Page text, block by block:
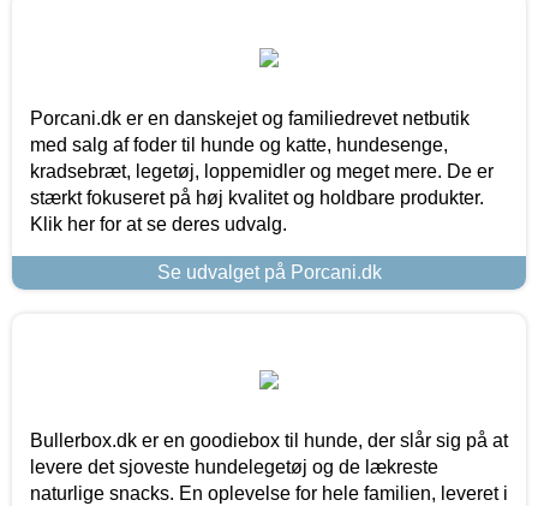
Porcani.dk er en danskejet og familiedrevet netbutik
med salg af foder til hunde og katte, hundesenge,
kradsebræt, legetøj, loppemidler og meget mere. De er
stærkt fokuseret på høj kvalitet og holdbare produkter.
Klik her for at se deres udvalg.
Se udvalget på Porcani.dk
Bullerbox.dk er en goodiebox til hunde, der slår sig på at
levere det sjoveste hundelegetøj og de lækreste
naturlige snacks. En oplevelse for hele familien, leveret i